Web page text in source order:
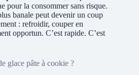
pour la consommer sans risque.
banale peut devenir un coup
: refroidir, couper en
opportun. C’est rapide. C’est
glace pâte à cookie ?